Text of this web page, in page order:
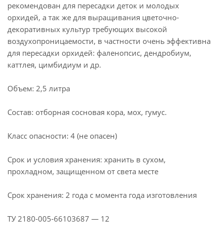
рекомендован для пересадки деток и молодых
орхидей, а так же для выращивания цветочно-
декоративных культур требующих высокой
воздухопроницаемости, в частности очень эффективна
для пересадки орхидей: фаленопсис, дендробиум,
каттлея, цимбидиум и др.
Объем: 2,5 литра
Состав: отборная сосновая кора, мох, гумус.
Класс опасности: 4 (не опасен)
Срок и условия хранения: хранить в сухом,
прохладном, защищенном от света месте
Срок хранения: 2 года с момента года изготовления
ТУ 2180-005-66103687 — 12